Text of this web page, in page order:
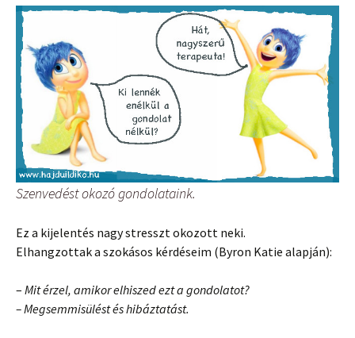
Szenvedést okozó gondolataink.
Ez a kijelentés nagy stresszt okozott neki.
Elhangzottak a szokásos kérdéseim (Byron Katie alapján):
– Mit érzel, amikor elhiszed ezt a gondolatot?
– Megsemmisülést és hibáztatást.